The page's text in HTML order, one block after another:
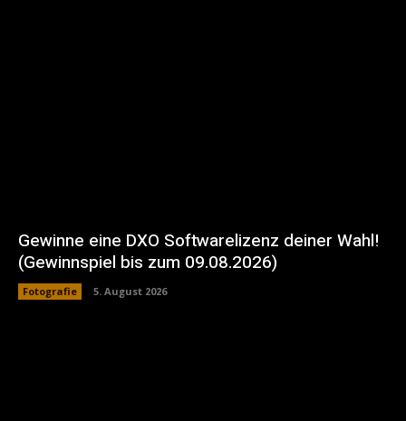
Gewinne eine DXO Softwarelizenz deiner Wahl!
(Gewinnspiel bis zum 09.08.2026)
Fotografie 5. August 2026